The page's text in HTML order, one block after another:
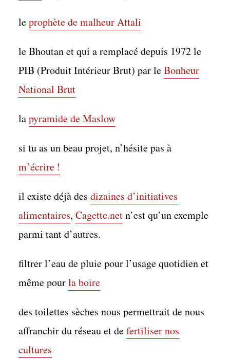
leprophète de malheur Attali
le Bhoutan et qui a remplacé depuis 1972 le
PIB (Produit Intérieur Brut) par leBonheur
National Brut
lapyramide de Maslow
si tu as un beau projet, n’hésite pas à
m’écrire !
il existe déjà des dizaines d’initiatives
alimentaires, Cagette.netn’est qu’un exemple
parmi tant d’autres.
filtrer l’eau de pluie pour l’usage quotidien et
même pourla boire
des toilettes sèches nous permettrait de nous
affranchir du réseau et defertiliser nos
cultures